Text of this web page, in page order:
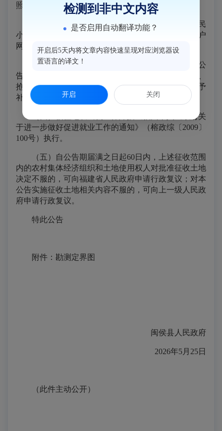
照房屋征收有关规定执行。
（二）本公告在被征收土地所在的乡镇、村、村民
小组范围内予以张贴公告10个工作日，并在县政府门户
网站中公告。
（三）自《征收（使用）土地预公告》（
预公
告〔2025〕79号）公告之日起，凡在征收土地上抢栽、
抢种、抢建的地上附着物（含房屋）和青苗，一律不予
补偿。
（四）被征地农民就业保障按《福州市人民政府关
于进一步做好促进就业工作的通知》（榕政综〔2009〕
100号）执行。
（五）自公告期届满之日起60日内，上述征收范围
内的农村集体经济组织和土地使用权人对批准征收土地
决定不服的，可向福建省人民政府申请行政复议；对本
公告实施征收土地相关内容不服的，可向上一级人民政
府申请行政复议。
特此公告
附件：勘测定界图
闽侯县人民政府
2026年5月25日
（此件主动公开）
检测到非中文内容
是否启用自动翻译功能？
开启后5天内将文章内容快速呈现对应浏览器设
置语言的译文！
开启 关闭